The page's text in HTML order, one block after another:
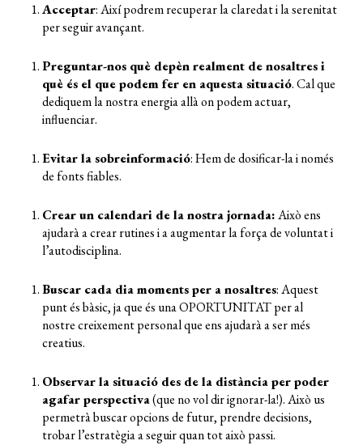
Acceptar:Aixípodrem recuperar la claredat i la serenitat
per seguir avançant.
Preguntar-nos què depènrealment de nosaltres i
què és el que podem fer en aquesta situació. Cal que
dediquem la nostra energiaallàonpodem actuar,
influenciar.
Evitar lasobreinformació: Hem dedosificar-lai només
de fonts fiables.
Crearun calendari de lanostrajornada:Això ens
ajudarà a crear rutinesia augmentar la força de voluntat i
l’autodisciplina.
Buscar cada dia moments per anosaltres: Aquest
punt és bàsic,ja queés unaOPORTUNITATper al
nostre creixement personalqueensajudaràaser més
creatius.
Observarla situació des dela distància per poder
agafar perspectiva(quenovol dirignorar-la!).Això us
permetràbuscar opcions de futur, prendre decisions,
trobar l’estratègia a seguir quan tot això passi.